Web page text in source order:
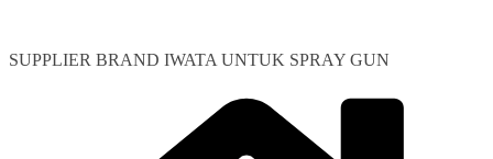
SUPPLIER BRAND IWATA UNTUK SPRAY GUN